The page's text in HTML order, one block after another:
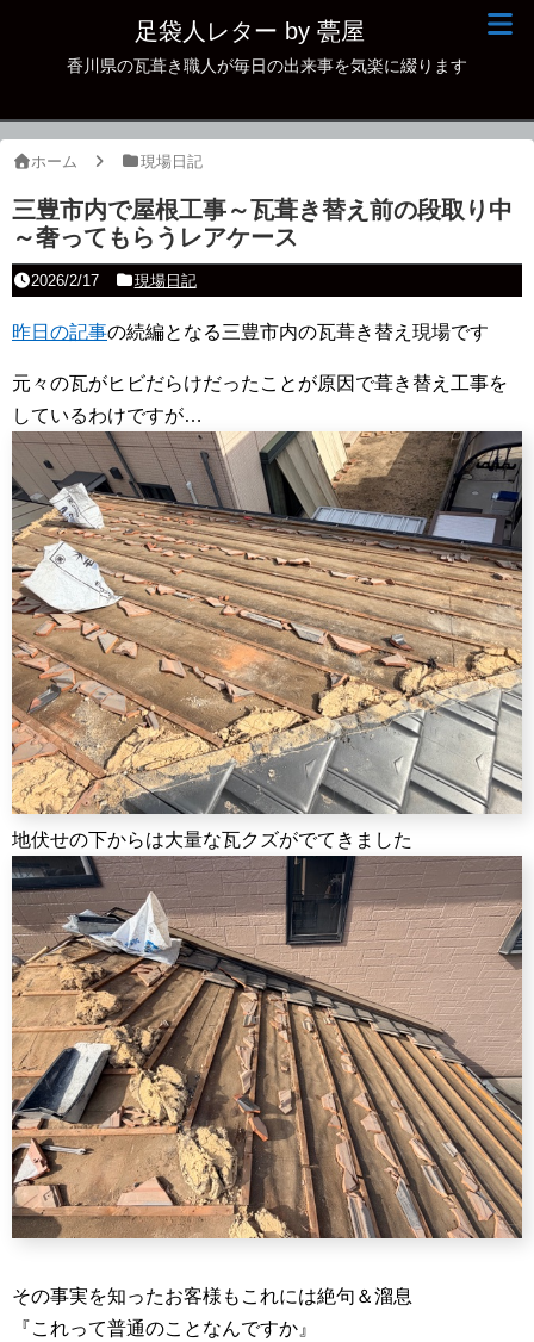
足袋人レター by 甍屋
香川県の瓦葺き職人が毎日の出来事を気楽に綴ります
ホーム 現場日記
三豊市内で屋根工事～瓦葺き替え前の段取り中
～奢ってもらうレアケース
2026/2/17 現場日記
昨日の記事の続編となる三豊市内の瓦葺き替え現場です
元々の瓦がヒビだらけだったことが原因で葺き替え工事を
しているわけですが…
地伏せの下からは大量な瓦クズがでてきました
その事実を知ったお客様もこれには絶句＆溜息
『これって普通のことなんですか』
現場日記
古瓦
足袋人の仲間
本日の一品
その他